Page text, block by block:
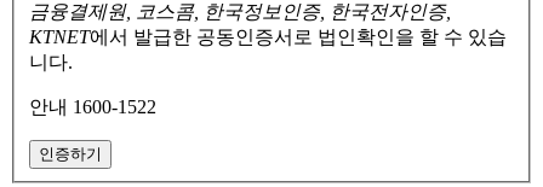
금융결제원, 코스콤, 한국정보인증, 한국전자인증,
KTNET에서 발급한 공동인증서로 법인확인을 할 수 있습
니다.
안내 1600-1522
인증하기